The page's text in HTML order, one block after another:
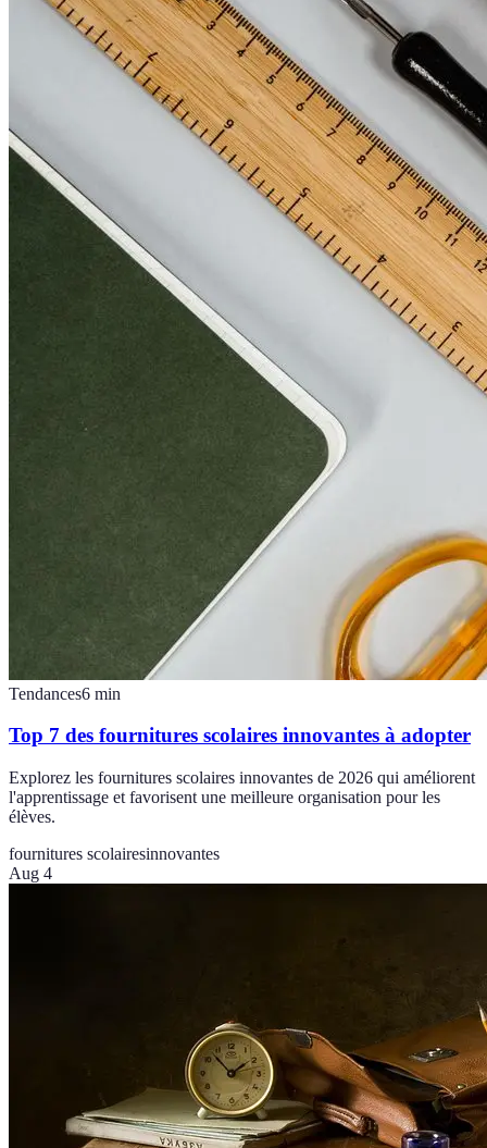
Tendances6 min
Top 7 des fournitures scolaires innovantes à adopter
Explorez les fournitures scolaires innovantes de 2026 qui améliorent
l'apprentissage et favorisent une meilleure organisation pour les
élèves.
fournitures scolairesinnovantes
Aug 4